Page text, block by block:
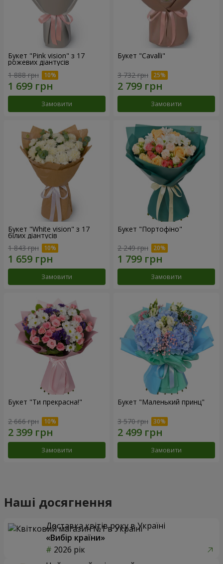
Букет "Pink vision" з 17
рожевих діантусів
1 888 грн
Замовити
Букет "Cаvalli"
3 732 грн
Замовити
Букет "White vision" з 17
білих діантусів
1 843 грн
Замовити
Букет "Портофіно"
2 249 грн
Замовити
Букет "Ти прекрасна!"
2 666 грн
Замовити
Букет "Маленький принц"
3 570 грн
Замовити
Наші досягнення
Доставка квітів року в Україні
«Вибір країни»
2026 рік